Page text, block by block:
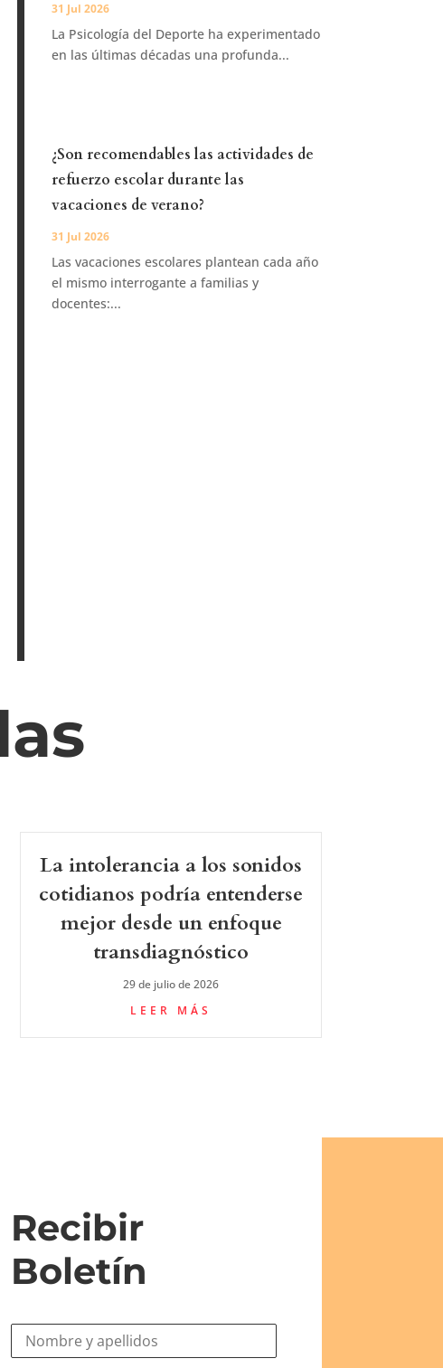
31 Jul 2026
La Psicología del Deporte ha experimentado
en las últimas décadas una profunda...
¿Son recomendables las actividades de
refuerzo escolar durante las
vacaciones de verano?
31 Jul 2026
Las vacaciones escolares plantean cada año
el mismo interrogante a familias y
docentes:...
La intolerancia a los sonidos
cotidianos podría entenderse
mejor desde un enfoque
transdiagnóstico
29 de julio de 2026
LEER MÁS
Recibir
Boletín
N